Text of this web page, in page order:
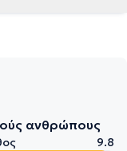
ανθρώπους
9.8